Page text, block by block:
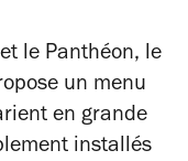
le Panthéon, le
un menu
en grande
installés